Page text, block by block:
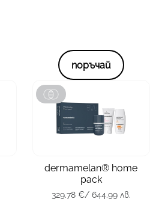
поръчай
dermamelan® home
pack
опаковка 2 x 50 мл.,30 гр.
/ 644.99 лв.
329.78 €/ 644.99 лв.